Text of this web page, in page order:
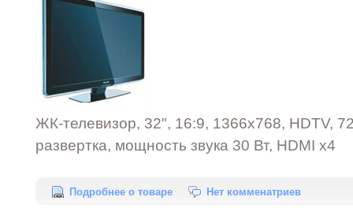
ЖК-телевизор, 32", 16:9, 1366x768, HDTV,
развертка, мощность звука 30 Вт, HDMI x4
Подробнее о товаре Нет комменатриев